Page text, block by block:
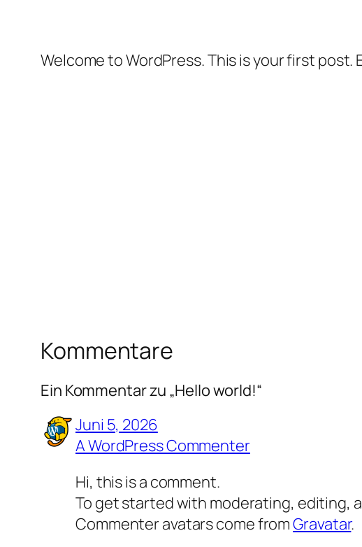
Welcome to WordPress. This is your first
Kommentare
Ein Kommentar zu „Hello world!“
Juni 5, 2026
A WordPress Commenter
Hi, this is a comment.
To get started with moderating, editing,
Commenter avatars come fromGravatar.